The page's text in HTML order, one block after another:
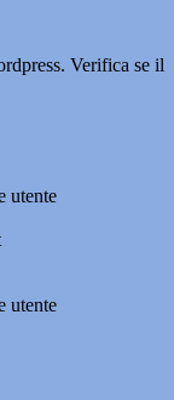
Verifica se il
utente
utente